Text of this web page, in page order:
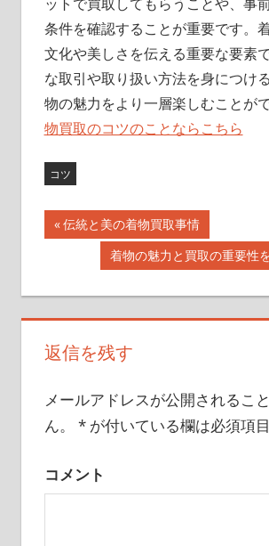
条件を確認することが重要です。
文化や美しさを伝える重要な要素
な取引や取り扱い方法を身につけ
物の魅力をより一層楽しむことがで
物買取のコツのことならこちら
コツ
投
ナ
ビ
ー
ョ
前
伝統と美の着物買取事情
次
記
事:
着物の魅力と買取の重要性
返信を残す
メールアドレスが公開されるこ
ん。
*が付いている欄は必須項
コメント